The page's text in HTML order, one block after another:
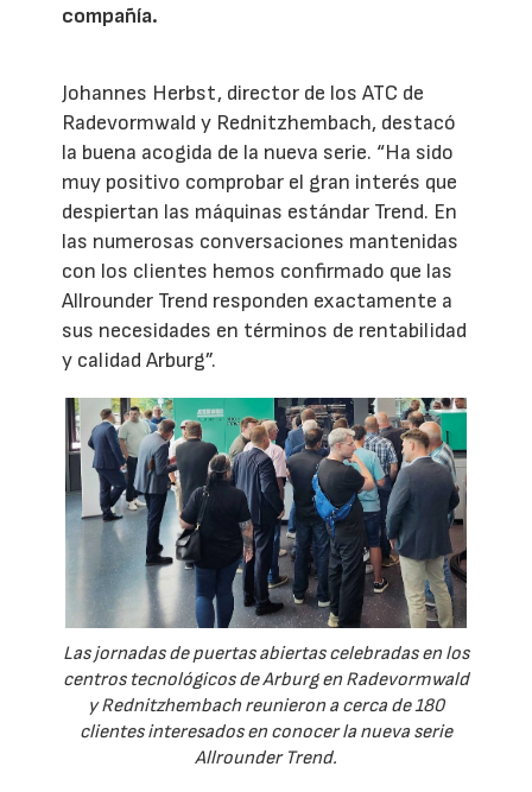
compañía.
Johannes Herbst, director de los ATC de
Radevormwald y Rednitzhembach, destacó
la buena acogida de la nueva serie. “Ha sido
muy positivo comprobar el gran interés que
despiertan las máquinas estándar Trend. En
las numerosas conversaciones mantenidas
con los clientes hemos confirmado que las
Allrounder Trend responden exactamente a
sus necesidades en términos de rentabilidad
y calidad Arburg”.
Las jornadas de puertas abiertas celebradas en los
centros tecnológicos de Arburg en Radevormwald
y Rednitzhembach reunieron a cerca de 180
clientes interesados en conocer la nueva serie
Allrounder Trend.